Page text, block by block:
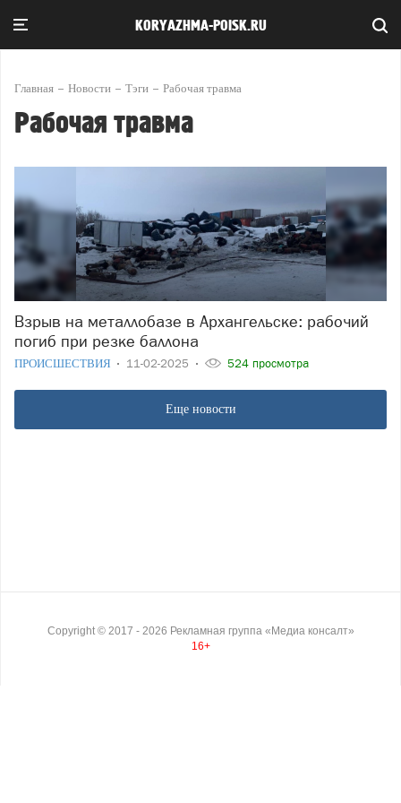
KORYAZHMA-POISK.RU
Главная Новости Тэги Рабочая травма
Рабочая травма
Взрыв на металлобазе в Архангельске: рабочий
погиб при резке баллона
ПРОИСШЕСТВИЯ 11-02-2025 524 просмотра
Еще новости
Copyright © 2017 - 2026 Рекламная группа «Медиа консалт»
16+